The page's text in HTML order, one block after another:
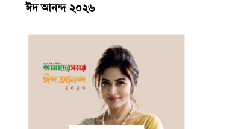
ঈদ আনন্দ ২০২৬